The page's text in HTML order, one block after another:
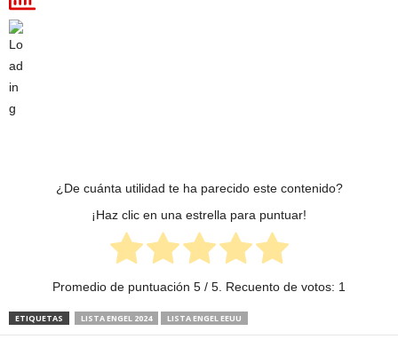
¿De cuánta utilidad te ha parecido este contenido?
¡Haz clic en una estrella para puntuar!
Promedio de puntuación 5 / 5. Recuento de votos: 1
ETIQUETAS LISTA ENGEL 2024 LISTA ENGEL EEUU